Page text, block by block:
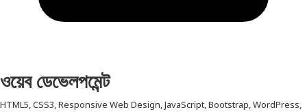
ওয়েব ডেভেলপমেন্ট
HTML5, CSS3, Responsive Web Design, JavaScript, Bootstrap, WordPress,